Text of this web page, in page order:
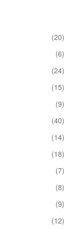
(20)
(6)
(24)
(15)
(9)
(40)
(14)
(18)
(7)
(8)
(9)
(12)